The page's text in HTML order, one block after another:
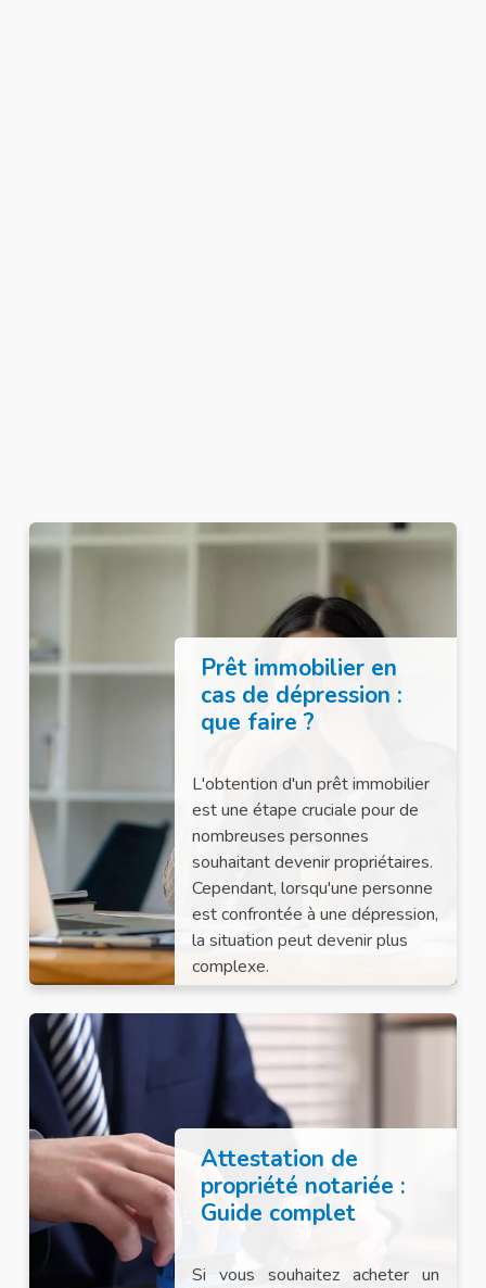
Prêt immobilier en
cas de dépression :
que faire ?
L'obtention d'un prêt immobilier
est une étape cruciale pour de
nombreuses personnes
souhaitant devenir propriétaires.
Cependant, lorsqu'une personne
est confrontée à une dépression,
la situation peut devenir plus
complexe.
Attestation de
propriété notariée :
Guide complet
Si vous souhaitez acheter un